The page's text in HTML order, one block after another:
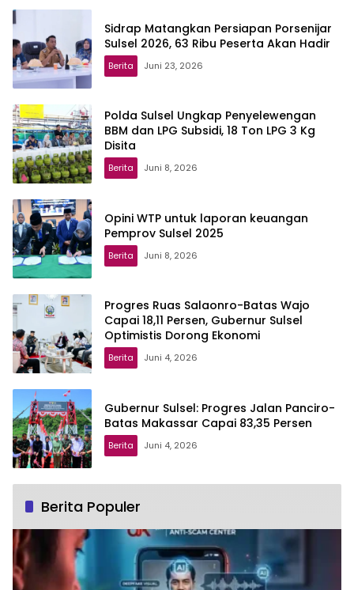
Sidrap Matangkan Persiapan Porsenijar
Sulsel 2026, 63 Ribu Peserta Akan Hadir
Berita Juni 23, 2026
Polda Sulsel Ungkap Penyelewengan
BBM dan LPG Subsidi, 18 Ton LPG 3 Kg
Disita
Berita Juni 8, 2026
Opini WTP untuk laporan keuangan
Pemprov Sulsel 2025
Berita Juni 8, 2026
Progres Ruas Salaonro-Batas Wajo
Capai 18,11 Persen, Gubernur Sulsel
Optimistis Dorong Ekonomi
Berita Juni 4, 2026
Gubernur Sulsel: Progres Jalan Panciro-
Batas Makassar Capai 83,35 Persen
Berita Juni 4, 2026
Berita Populer